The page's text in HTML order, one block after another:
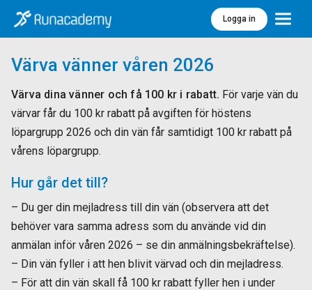
Logga in Meny
Värva vänner våren 2026
Värva dina vänner och få 100 kr i rabatt. För varje vän du
värvar får du 100 kr rabatt på avgiften för höstens
löpargrupp 2026 och din vän får samtidigt 100 kr rabatt på
vårens löpargrupp.
Hur går det till?
– Du ger din mejladress till din vän (observera att det
behöver vara samma adress som du använde vid din
anmälan inför våren 2026 – se din anmälningsbekräftelse).
– Din vän fyller i att hen blivit värvad och din mejladress.
– För att din vän skall få 100 kr rabatt fyller hen i under